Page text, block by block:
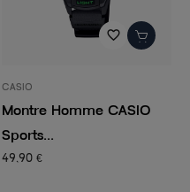
favorite_border
CASIO
Montre Homme CASIO
Sports...
49,90 €